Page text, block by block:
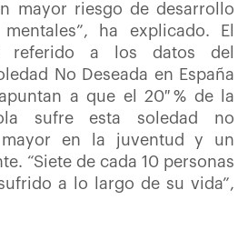
mayor riesgo de desarrollo
ha explicado. El
referido a los datos del
No Deseada en España
a que el 20 % de la
sufre esta soledad no
mayor en la juventud y un
“Siete de cada 10 personas
a lo largo de su vida”,